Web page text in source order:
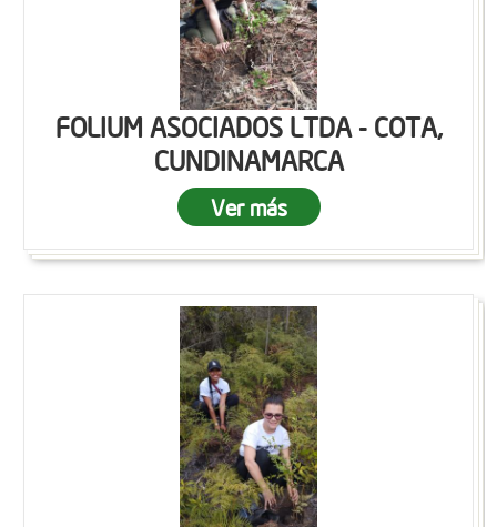
FOLIUM ASOCIADOS LTDA - COTA,
CUNDINAMARCA
Ver más